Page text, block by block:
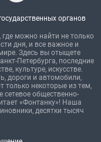
органов
где можно найти не только
дня, и все важное и
Здесь вы отыщете
Петербурга, последние
культуре, искусстве.
дороги и автомобили,
только некоторые из тем,
сетевое общественно-
«Фонтанку»! Наша
десятки тысяч